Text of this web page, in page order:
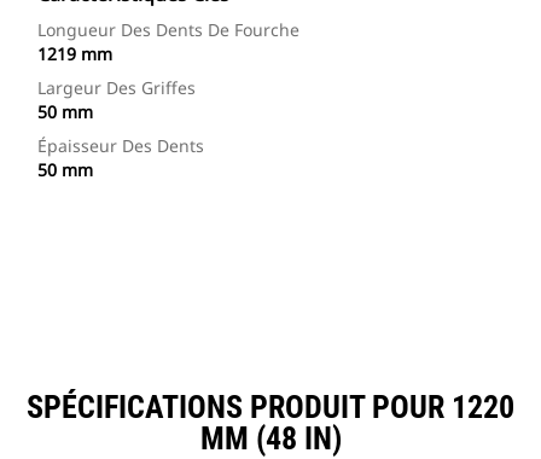
Longueur Des Dents De Fourche
1219 mm
Largeur Des Griffes
50 mm
Épaisseur Des Dents
50 mm
SPÉCIFICATIONS PRODUIT POUR 1220
MM (48 IN)